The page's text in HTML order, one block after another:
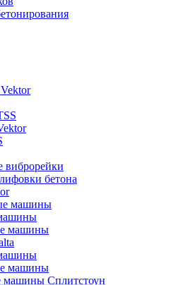
виброрейки
бетона
машины
машины
машины
Сплитстоун